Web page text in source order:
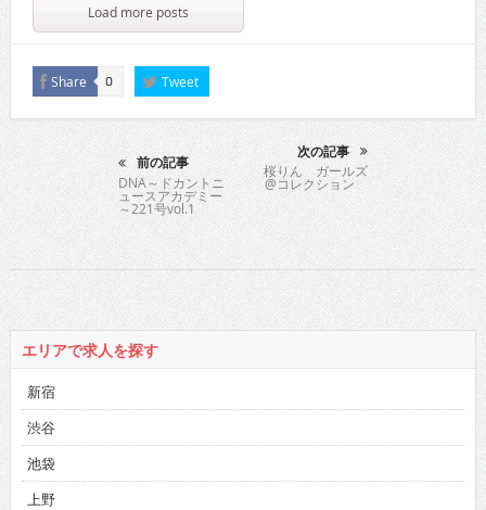
Load more posts
Share 0 Tweet
前の記事
DNA～ドカントニ
ュースアカデミー
～221号vol.1
次の記事
桜りん ガールズ
@コレクション
エリアで求人を探す
新宿
渋谷
池袋
上野